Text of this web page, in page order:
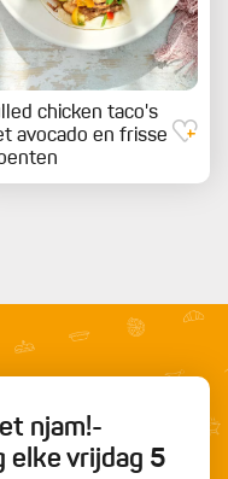
chicken taco's
avocado en frisse
njam!-
elke vrijdag 5